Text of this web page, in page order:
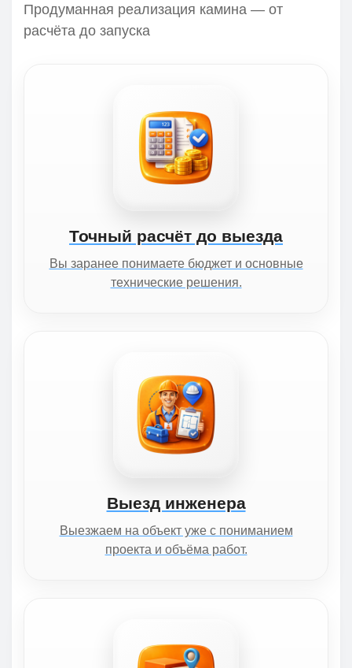
Продуманная реализация камина — от
расчёта до запуска
Точный расчёт до выезда
Вы заранее понимаете бюджет и основные
технические решения.
Выезд инженера
Выезжаем на объект уже с пониманием
проекта и объёма работ.